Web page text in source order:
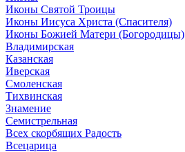
Иконы Святой Троицы
Иконы Иисуса Христа (Спасителя)
Иконы Божией Матери (Богородицы)
Владимирская
Казанская
Иверская
Смоленская
Тихвинская
Знамение
Семистрельная
Всех скорбящих Радость
Всецарица